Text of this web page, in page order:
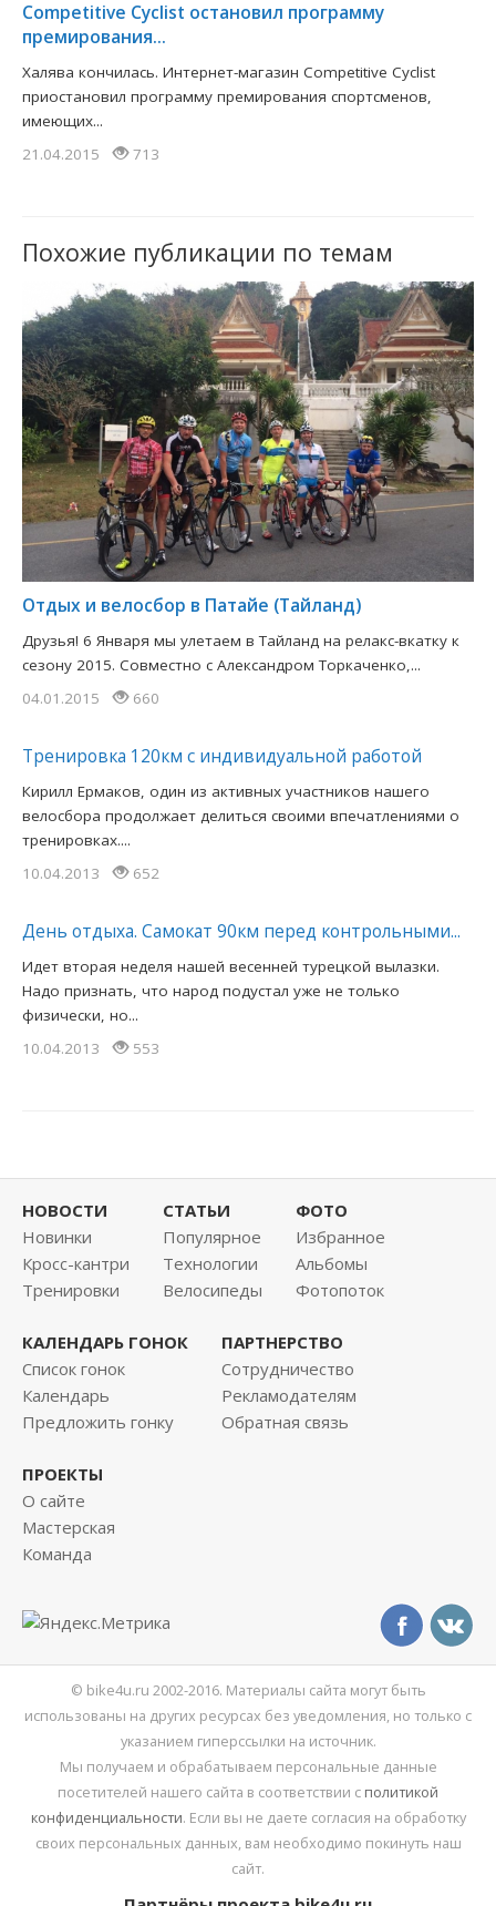
Competitive Cyclist остановил программу
премирования...
Халява кончилась. Интернет-магазин Competitive Cyclist
приостановил программу премирования спортсменов,
имеющих...
21.04.2015
713
Похожие публикации по темам
Отдых и велосбор в Патайе (Тайланд)
Друзья! 6 Января мы улетаем в Тайланд на релакс-вкатку к
сезону 2015. Совместно с Александром Торкаченко,...
04.01.2015
660
Тренировка 120км с индивидуальной работой
Кирилл Ермаков, один из активных участников нашего
велосбора продолжает делиться своими впечатлениями о
тренировках....
10.04.2013
652
День отдыха. Самокат 90км перед контрольными...
Идет вторая неделя нашей весенней турецкой вылазки.
Надо признать, что народ подустал уже не только
физически, но...
10.04.2013
553
НОВОСТИ
Новинки
Кросс-кантри
Тренировки
СТАТЬИ
Популярное
Технологии
Велосипеды
ФОТО
Избранное
Альбомы
Фотопоток
КАЛЕНДАРЬ ГОНОК
Список гонок
Календарь
Предложить гонку
ПАРТНЕРСТВО
Сотрудничество
Рекламодателям
Обратная связь
ПРОЕКТЫ
О сайте
Мастерская
Команда
© bike4u.ru 2002-2016. Материалы сайта могут быть
использованы на других ресурсах без уведомления, но только с
указанием гиперссылки на источник.
Мы получаем и обрабатываем персональные данные
посетителей нашего сайта в соответствии с политикой
конфиденциальности. Если вы не даете согласия на обработку
своих персональных данных, вам необходимо покинуть наш
сайт.